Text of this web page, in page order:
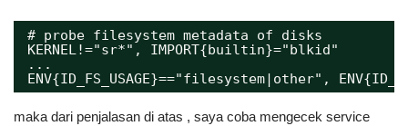
# probe filesystem metadata of disks
KERNEL!="sr*", IMPORT{builtin}="blkid"
...
ENV{ID_FS_USAGE}=="filesystem|other",
maka dari penjalasan di atas , saya coba mengecek service